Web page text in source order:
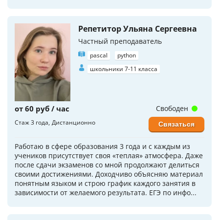
Репетитор Ульяна Сергеевна
Частный преподаватель
pascal
python
школьники 7-11 класса
от 60 руб / час
Стаж 3 года Дистанционно
Работаю в сфере образования 3 года и с каждым из
учеников присутствует своя «теплая» атмосфера. Даже
после сдачи экзаменов со мной продолжают делиться
своими достижениями. Доходчиво объясняю материал
понятным языком и строю график каждого занятия в
зависимости от желаемого результата. ЕГЭ по инфо...
Свободен
Связаться